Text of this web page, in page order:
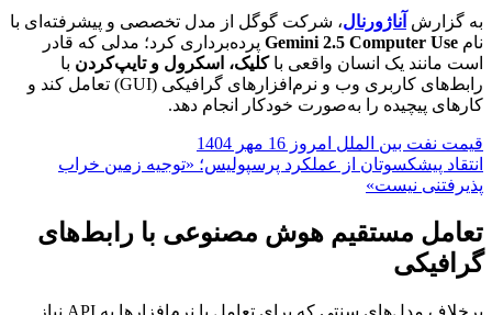
به گزارش آناژورنال، شرکت گوگل از مدل تخصصی و پیشرفته‌ای با
نام Gemini 2.5 Computer Use پرده‌برداری کرد؛ مدلی که قادر
است مانند یک انسان واقعی باکلیک، اسکرول و تایپ‌کردن با
رابط‌های کاربری وب و نرم‌افزارهای گرافیکی (GUI) تعامل کند و
کارهای پیچیده را به‌صورت خودکار انجام دهد.
قیمت نفت بین الملل امروز 16 مهر 1404
انتقاد پیشکسوتان از عملکرد پرسپولیس؛ «توجیه زمین خراب
پذیرفتنی نیست»
تعامل مستقیم هوش مصنوعی با رابط‌های
گرافیکی
برخلاف مدل‌های سنتی که برای تعامل با نرم‌افزارها به API نیاز